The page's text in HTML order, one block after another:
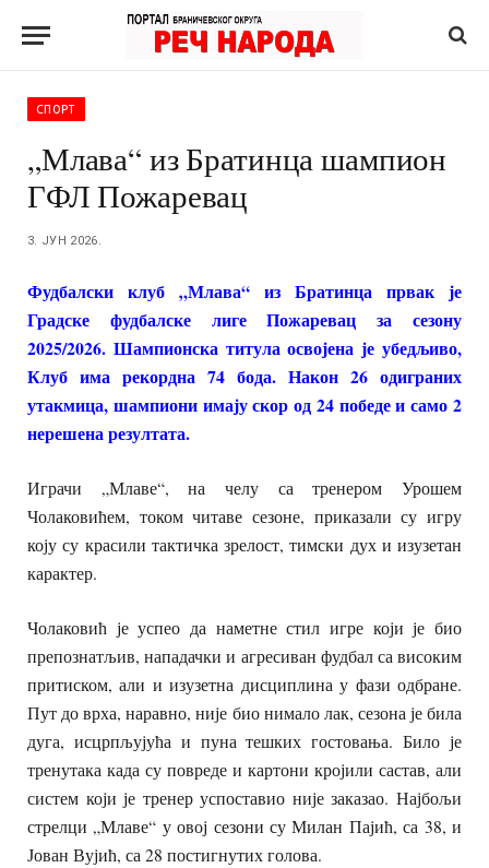
СПОРТ
„Млава“ из Братинца шампион
ГФЛ Пожаревац
3. ЈУН 2026.
Фудбалски клуб „Млава“ из Братинца првак је
Градске фудбалске лиге Пожаревац за сезону
2025/2026. Шампионска титула освојена је убедљиво,
Клуб има рекордна 74 бода. Након 26 одиграних
утакмица, шампиони имају скор од 24 победе и само 2
нерешена резултата.
Играчи „Млаве“, на челу са тренером Урошем
Чолаковићем, током читаве сезоне, приказали су игру
коју су красили тактичка зрелост, тимски дух и изузетан
карактер.
Чолаковић је успео да наметне стил игре који је био
препознатљив, нападачки и агресиван фудбал са високим
притиском, али и изузетна дисциплина у фази одбране.
Пут до врха, наравно, није био нимало лак, сезона је била
дуга, исцрпљујућа и пуна тешких гостовања. Било је
тренутака када су повреде и картони кројили састав, али
систем који је тренер успоставио није заказао. Најбољи
стрелци „Млаве“ у овој сезони су Милан Пајић, са 38, и
Јован Вујић, са 28 постигнутих голова.